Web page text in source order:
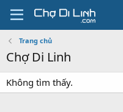
Trang chủ
Chợ Di Linh
Không tìm thấy.